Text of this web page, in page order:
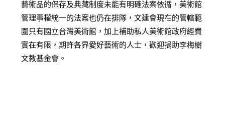
藝術品的保存及典藏制度未能有明確法案依循，美術館
管理事權統一的法案也仍在排隊，文建會現在的管轄範
圍只有國立台灣美術館，加上補助私人美術館政府經費
實在有限，期許各界愛好藝術的人士，歡迎捐助李梅樹
文教基金會。